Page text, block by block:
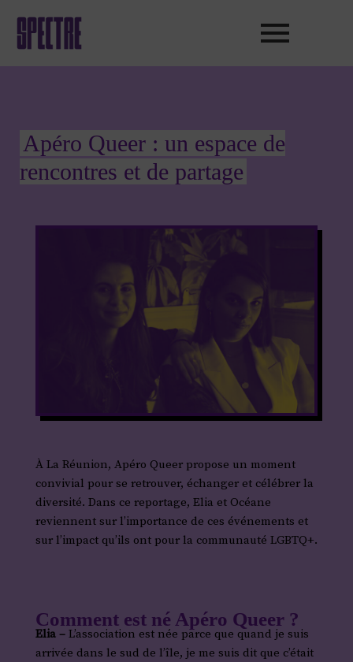
Aller
Apéro Queer : un espace de
rencontres et de partage
À La Réunion, Apéro Queer propose un moment
convivial pour se retrouver, échanger et célébrer la
diversité. Dans ce reportage, Elia et Océane
reviennent sur l’importance de ces événements et
sur l’impact qu’ils ont pour la communauté LGBTQ+.
Comment est né Apéro Queer ?
Elia –L’association est née parce que quand je suis
arrivée dans le sud de l’île, je me suis dit que c’était